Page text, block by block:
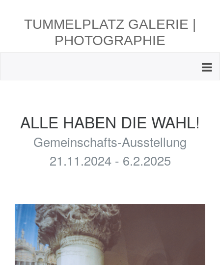
TUMMELPLATZ GALERIE |
PHOTOGRAPHIE
ALLE HABEN DIE WAHL!
Gemeinschafts-Ausstellung
21.11.2024 - 6.2.2025